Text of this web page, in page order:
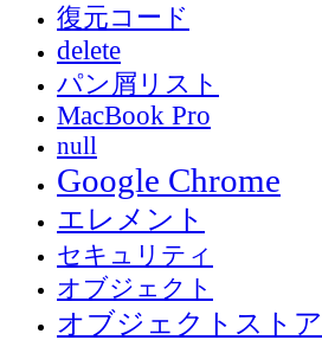
復元コード
delete
パン屑リスト
MacBook Pro
null
Google Chrome
エレメント
セキュリティ
オブジェクト
オブジェクトストア